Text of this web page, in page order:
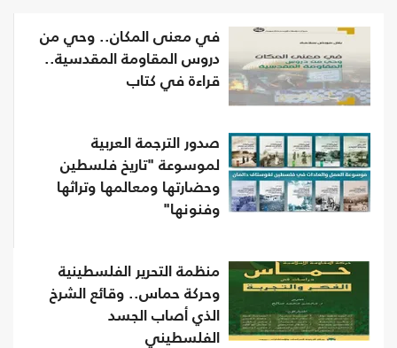
في معنى المكان.. وحي من
دروس المقاومة المقدسية..
قراءة في كتاب
صدور الترجمة العربية
لموسوعة "تاريخ فلسطين
وحضارتها ومعالمها وتراثها
وفنونها"
منظمة التحرير الفلسطينية
وحركة حماس.. وقائع الشرخ
الذي أصاب الجسد
الفلسطيني